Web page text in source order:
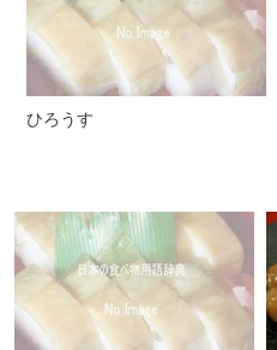
ひろうす